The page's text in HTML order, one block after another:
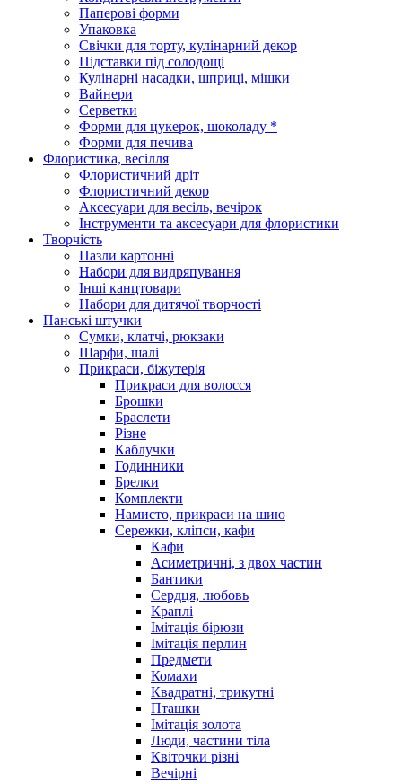
Паперові форми
Упаковка
Свічки для торту, кулінарний декор
Підставки під солодощі
Кулінарні насадки, шприці, мішки
Вайнери
Серветки
Форми для цукерок, шоколаду *
Форми для печива
Флористика, весілля
Флористичний дріт
Флористичний декор
Аксесуари для весіль, вечірок
Інструменти та аксесуари для флористики
Творчість
Пазли картонні
Набори для видряпування
Інші канцтовари
Набори для дитячої творчості
Панські штучки
Сумки, клатчі, рюкзаки
Шарфи, шалі
Прикраси, біжутерія
Прикраси для волосся
Брошки
Браслети
Різне
Каблучки
Годинники
Брелки
Комплекти
Намисто, прикраси на шию
Сережки, кліпси, кафи
Кафи
Асиметричні, з двох частин
Бантики
Сердця, любовь
Краплі
Імітація бірюзи
Імітація перлин
Предмети
Комахи
Квадратні, трикутні
Пташки
Імітація золота
Люди, частини тіла
Квіточки різні
Вечірні